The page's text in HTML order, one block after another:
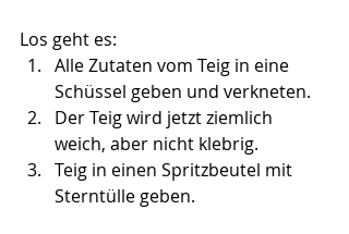
Los geht es:
Alle Zutaten vom Teig in eine
Schüssel geben und verkneten.
Der Teig wird jetzt ziemlich
weich, aber nicht klebrig.
Teig in einen Spritzbeutel mit
Sterntülle geben.